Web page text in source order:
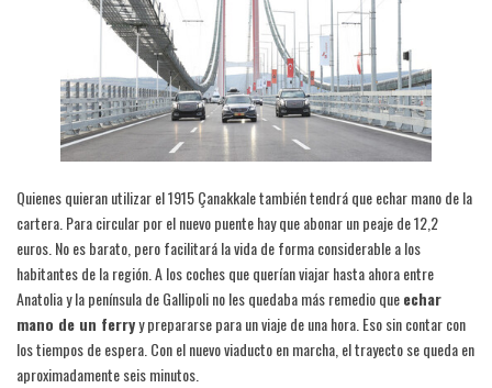
Quienes quieran utilizar el 1915 Çanakkale también tendrá que echar mano de la
cartera. Para circular por el nuevo puente hay que abonar un peaje de 12,2
euros. No es barato, pero facilitará la vida de forma considerable a los
habitantes de la región. A los coches que querían viajar hasta ahora entre
Anatolia y la península de Gallipoli no les quedaba más remedio queechar
mano de un ferryy prepararse para un viaje de una hora. Eso sin contar con
los tiempos de espera. Con el nuevo viaducto en marcha, el trayecto se queda en
aproximadamente seis minutos.